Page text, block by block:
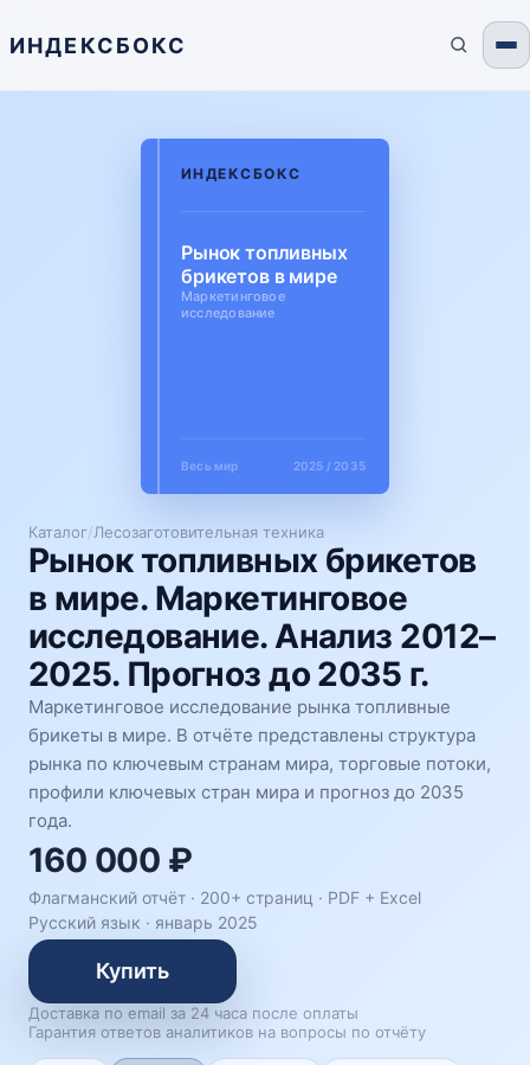
ИНДЕКСБОКС
Каталог/Лесозаготовительная техника
Рынок топливных брикетов
в мире. Маркетинговое
исследование. Анализ 2012–
2025. Прогноз до 2035 г.
Маркетинговое исследование рынка топливные
брикеты в мире. В отчёте представлены структура
рынка по ключевым странам мира, торговые потоки,
профили ключевых стран мира и прогноз до 2035
года.
160 000 ₽
Флагманский отчёт · 200+ страниц · PDF + Excel
Русский язык · январь 2025
Купить
Доставка по email за 24 часа после оплаты
Гарантия ответов аналитиков на вопросы по отчёту
ИНДЕКСБОКС
Рынок топливных
брикетов в мире
Маркетинговое
исследование
Весь мир 2025 / 2035